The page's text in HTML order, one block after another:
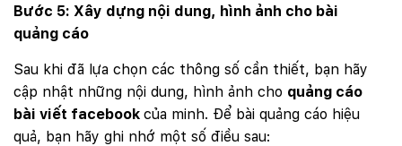
Bước 5: Xây dựng nội dung, hình ảnh cho bài
quảng cáo
Sau khi đã lựa chọn các thông số cần thiết, bạn hãy
cập nhật những nội dung, hình ảnh cho quảng cáo
bài viết facebook của minh. Để bài quảng cáo hiệu
quả, bạn hãy ghi nhớ một số điều sau: